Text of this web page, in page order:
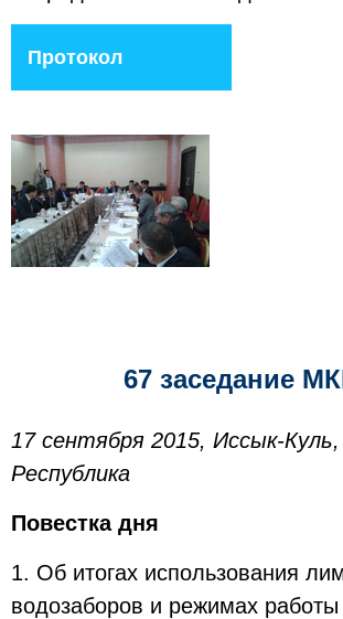
Протокол
67 заседание
17 сентября 2015, Иссык-
Республика
Повестка дня
1. Об итогах использования
водозаборов и режимах работы